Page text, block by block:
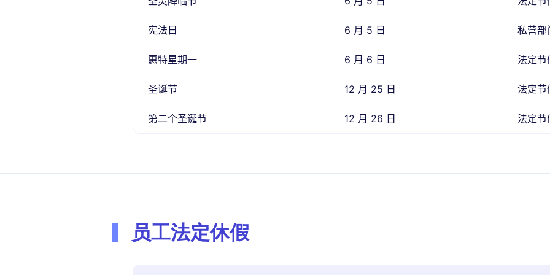
宪法日 6 月 5 日 私营部
惠特星期一 6 月 6 日 法定节
圣诞节 12 月 25 日 法定节
第二个圣诞节 12 月 26 日 法定节
员工法定休假